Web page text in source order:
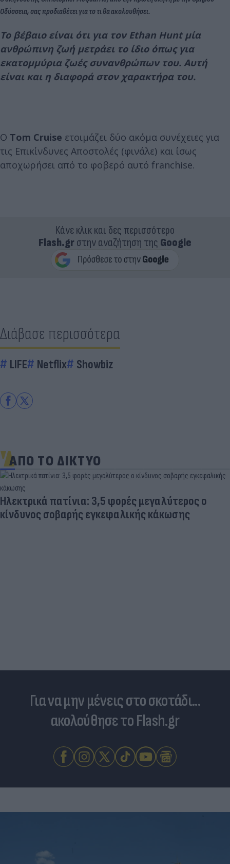
Οδύσσεια, σας προδιαθέτει για το τι θα ακολουθήσει.
Το βέβαιο είναι ότι για τον Ethan Hunt μία
ανθρώπινη ζωή μετράει το ίδιο όπως για
εκατομμύρια ζωές συνανθρώπων του. Αυτή
είναι και η διαφορά στον χαρακτήρα του.
O Tom Cruise ετοιμάζει δύο ακόμα συνέχειες για
τις Επικίνδυνες Αποστολές (φινάλε) και ίσως
αποχωρήσει από το φοβερό αυτό franchise.
Κάνε κλικ και δες περισσότερο
Flash.grστην αναζήτηση της Google
Διάβασε περισσότερα
LIFE Netflix Showbiz
ΑΠΟ ΤΟ ΔΙΚΤΥΟ
Ηλεκτρικά πατίνια: 3,5 φορές μεγαλύτερος ο
κίνδυνος σοβαρής εγκεφαλικής κάκωσης
Για να μην μένεις στο σκοτάδι...
ακολούθησε το Flash.gr